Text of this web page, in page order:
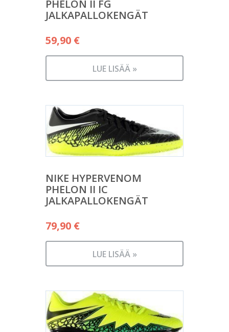
PHELON II FG
JALKAPALLOKENGÄT
59,90 €
LUE LISÄÄ »
NIKE HYPERVENOM
PHELON II IC
JALKAPALLOKENGÄT
79,90 €
LUE LISÄÄ »